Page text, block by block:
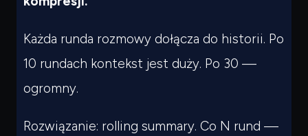
Każda runda rozmowy dołącza do historii. Po
10 rundach kontekst jest duży. Po 30 —
ogromny.
Rozwiązanie: rolling summary. Co N rund —